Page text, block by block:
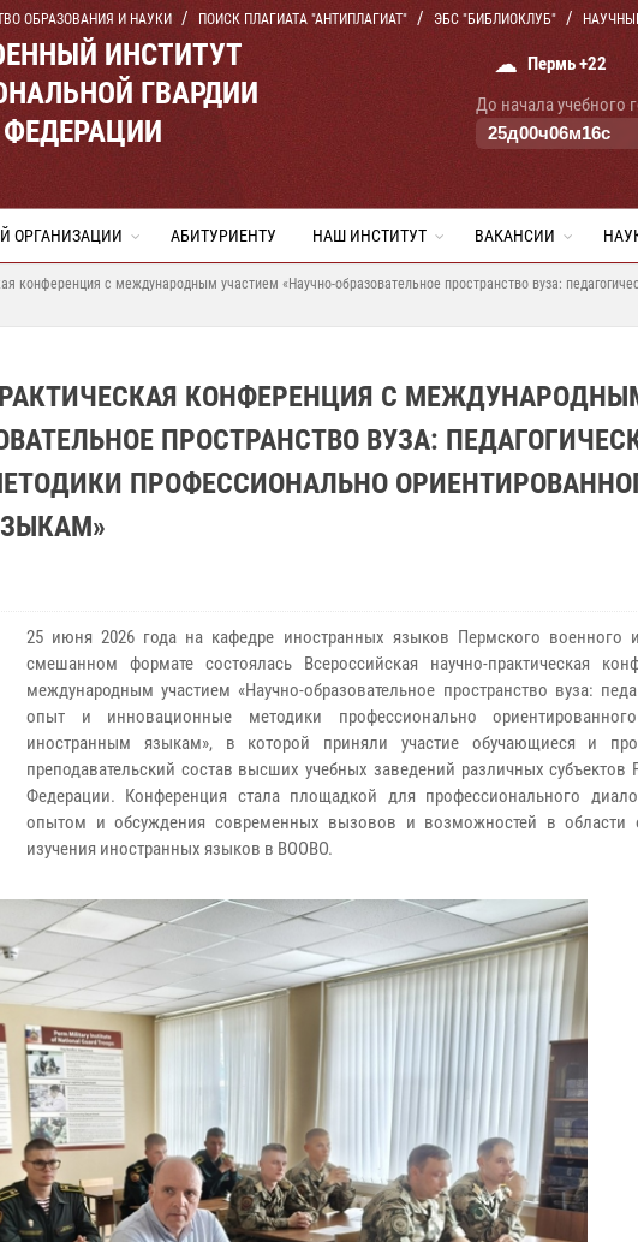
ОБРАЗОВАНИЯ И НАУКИ ПОИСК ПЛАГИАТА "АНТИПЛАГИАТ" ЭБС "БИБЛИОКЛУБ"
ИНСТИТУТ
ГВАРДИИ
☁ Пермь +22
До начала учебного
25д00ч06м15с
ОРГАНИЗАЦИИ АБИТУРИЕНТУ НАШ ИНСТИТУТ ВАКАНСИИ
конференция с международным участием «Научно-образовательное пространство вуза:
КОНФЕРЕНЦИЯ С
ПРОСТРАНСТВО ВУЗА:
ПРОФЕССИОНАЛЬНО
25 июня 2026 года на кафедре иностранных языков Пермского военного
смешанном формате состоялась Всероссийская научно-практическая
международным участием «Научно-образовательное пространство вуза:
опыт и инновационные методики профессионально
иностранным языкам», в которой приняли участие обучающиеся и
преподавательский состав высших учебных заведений различных субъектов
Федерации. Конференция стала площадкой для профессионального
опытом и обсуждения современных вызовов и возможностей в области
изучения иностранных языков в ВООВО.